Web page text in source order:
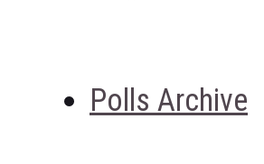
Polls Archive